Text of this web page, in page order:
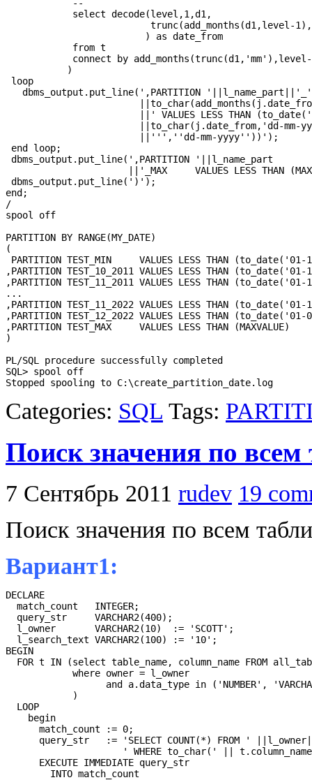
            --
            select decode(level,1,d1,
trunc(add_months(d1,level-
                         ) as date_from
            from t
connect by
           )
loop
   dbms_output.put_line(',PARTITION '||l_name_part||'_'
||' VALUES LESS THAN
||to_char(j.date_from,'dd-mm-
                        ||''',''dd-mm-yyyy''))');
end loop;
dbms_output.put_line(',PARTITION '||l_name_part
||'_MAX     VALUES LESS THAN
dbms_output.put_line(')');
end;
/
spool off
PARTITION BY RANGE(MY_DATE)
(
PARTITION TEST_MIN     VALUES LESS THAN
,PARTITION TEST_10_2011 VALUES LESS THAN
,PARTITION TEST_11_2011 VALUES LESS THAN
...
,PARTITION TEST_11_2022 VALUES LESS THAN
,PARTITION TEST_12_2022 VALUES LESS THAN
,PARTITION TEST_MAX     VALUES LESS THAN (MAXVALUE)
)
PL/SQL procedure successfully completed
SQL> spool off
Categories: SQL Tags:
Поиск значения по
7 Сентябрь 2011 rudev 19
Поиск значения по всем
Вариант1:
DECLARE
  match_count   INTEGER;
  query_str     VARCHAR2(400);
  l_owner       VARCHAR2(10)  := 'SCOTT';
  l_search_text VARCHAR2(100) := '10';
BEGIN
FOR t IN (select table_name, column_name FROM
            where owner = l_owner
and a.data_type in ('NUMBER',
            )
  LOOP
    begin
      match_count := 0;
query_str   := 'SELECT COUNT(*) FROM '
' WHERE to_char(' ||
      EXECUTE IMMEDIATE query_str
        INTO match_count